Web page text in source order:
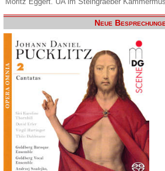
Neue